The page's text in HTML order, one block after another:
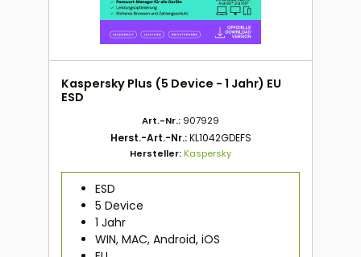
Kaspersky Plus (5 Device - 1 Jahr) EU
ESD
Art.-Nr.: 907929
Herst.-Art.-Nr.:KL1042GDEFS
Hersteller:Kaspersky
ESD
5 Device
1 Jahr
WIN, MAC, Android, iOS